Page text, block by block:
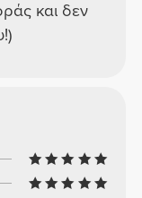
και δεν